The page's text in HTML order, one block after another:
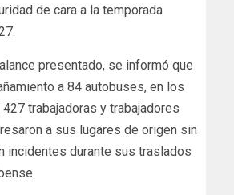
de cara a la temporada
presentado, se informó que
a 84 autobuses, en los
trabajadoras y trabajadores
a sus lugares de origen sin
incidentes durante sus traslados